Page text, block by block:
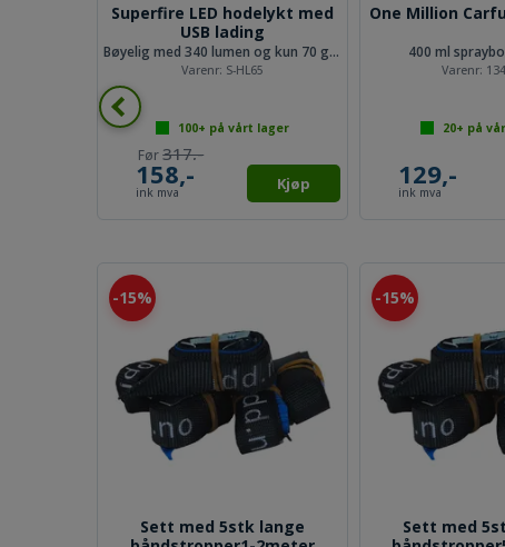
Superfire LED hodelykt med
USB lading
Bøyelig med 340 lumen og kun 70 gram
Varenr: S-HL65
317,-
158,-
ink mva
100+ på vårt lager
Kjøp
One Million
400 ml
Varenr:
129,-
ink mva
20+ på
15%
Sett med 5stk lange
15%
Sett med